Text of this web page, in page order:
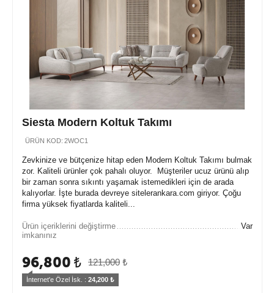
Siesta Modern Koltuk Takımı
ÜRÜN KOD: 2WOC1
Zevkinize ve bütçenize hitap eden Modern Koltuk Takımı bulmak
zor. Kaliteli ürünler çok pahalı oluyor. Müşteriler ucuz ürünü alıp
bir zaman sonra sıkıntı yaşamak istemedikleri için de arada
kalıyorlar. İşte burada devreye sitelerankara.com giriyor. Çoğu
firma yüksek fiyatlarda kaliteli...
Ürün içeriklerini değiştirme
imkanınız
Var
121,000 ₺
96,800 ₺
İnternet'e Özel İsk. : 24,200 ₺